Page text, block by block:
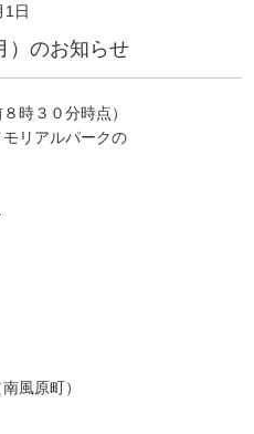
1日
）のお知らせ
時３０分時点）
リアルパークの
風原町）